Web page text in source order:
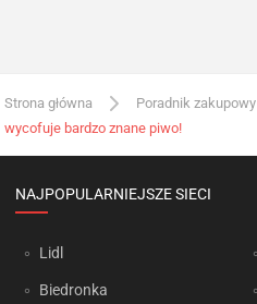
Strona główna Poradnik zakupowy
wycofuje bardzo znane piwo!
NAJPOPULARNIEJSZE SIECI
Lidl
Biedronka